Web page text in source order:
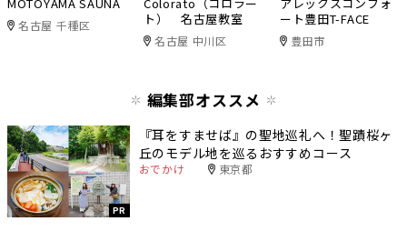
MOTOYAMA SAUNA
名古屋 千種区
Colorato（コロラー
ト） 名古屋教室
名古屋 中川区
アレックスコンフォ
ート豊田T-FACE
豊田市
編集部オススメ
PR
『耳をすませば』の聖地巡礼へ！聖蹟桜ヶ
丘のモデル地を巡るおすすめコース
おでかけ 東京都